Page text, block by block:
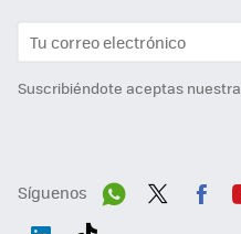
Suscribiéndote aceptas nuestra
Síguenos